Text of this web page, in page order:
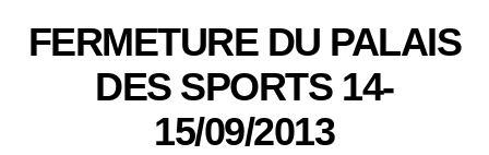
FERMETURE DU PALAIS
DES SPORTS 14-
15/09/2013